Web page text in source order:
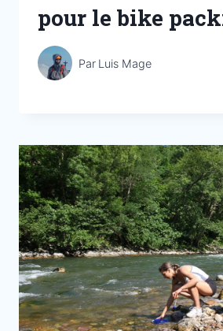
pour le bike
Par Luis Mage